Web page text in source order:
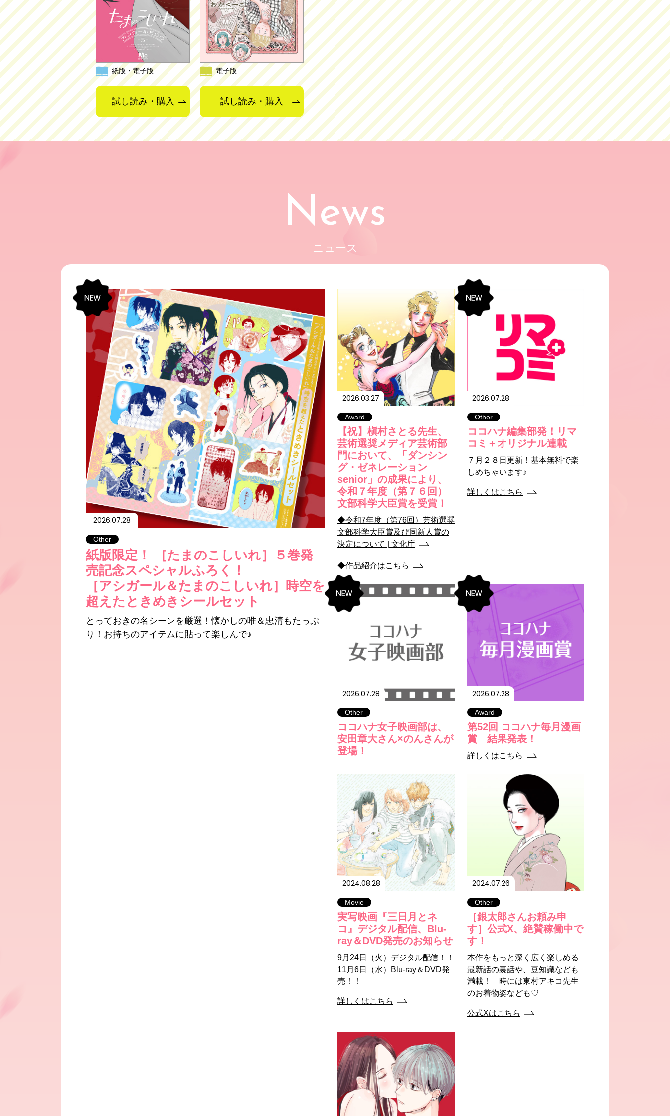
紙版・電子版
試し読み・購入
電子版
試し読み・購入
News
ニュース
2026.07.28
Other
紙版限定！ ［たまのこしいれ］５巻発
売記念スペシャルふろく！
［アシガール＆たまのこしいれ］時空を
超えたときめきシールセット
とっておきの名シーンを厳選！懐かしの唯＆忠清もたっぷ
り！お持ちのアイテムに貼って楽しんで♪
2026.03.27
Award
【祝】槇村さとる先生、
芸術選奨メディア芸術部
門において、「ダンシン
グ・ゼネレーション
senior」の成果により、
令和７年度（第７６回）
文部科学大臣賞を受賞！
◆令和7年度（第76回）芸術選奨
文部科学大臣賞及び同新人賞の
決定について | 文化庁
◆作品紹介はこちら
2026.07.28
Other
ココハナ編集部発！リマ
コミ＋オリジナル連載
７月２８日更新！基本無料で楽
しめちゃいます♪
詳しくはこちら
2026.07.28
Other
ココハナ女子映画部は、
安田章大さん×のんさんが
登場！
2026.07.28
Award
第52回 ココハナ毎月漫画
賞 結果発表！
詳しくはこちら
2024.08.28
Movie
実写映画『三日月とネ
コ』デジタル配信、Blu-
ray＆DVD発売のお知らせ
9月24日（火）デジタル配信！！
11月6日（水）Blu-ray＆DVD発
売！！
詳しくはこちら
2024.07.26
Other
［銀太郎さんお頼み申
す］公式X、絶賛稼働中で
す！
本作をもっと深く広く楽しめる
最新話の裏話や、豆知識なども
満載！ 時には東村アキコ先生
のお着物姿なども♡
公式Xはこちら